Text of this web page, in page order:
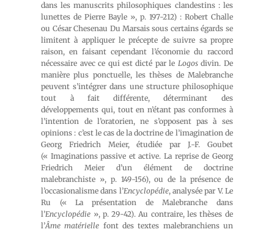
dans les manuscrits philosophiques clandestins : les
lunettes de Pierre Bayle », p. 197-212) : Robert Challe
ou César Chesenau Du Marsais sous certains égards se
limitent à appliquer le précepte de suivre sa propre
raison, en faisant cependant l’économie du raccord
nécessaire avec ce qui est dicté par le Logosdivin. De
manière plus ponctuelle, les thèses de Malebranche
peuvent s’intégrer dans une structure philosophique
tout à fait différente, déterminant des
développements qui, tout en n’étant pas conformes à
l’intention de l’oratorien, ne s’opposent pas à ses
opinions : c’est le cas de la doctrine de l’imagination de
Georg Friedrich Meier, étudiée par J.-F. Goubet
(« Imaginations passive et active. La reprise de Georg
Friedrich Meier d’un élément de doctrine
malebranchiste », p. 149-156), ou de la présence de
l’occasionalisme dans l’Encyclopédie, analysée par V. Le
Ru (« La présentation de Malebranche dans
l’Encyclopédie », p. 29-42). Au contraire, les thèses de
l’Âme matérielle font des textes malebranchiens un